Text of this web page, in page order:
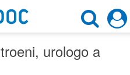
×
ricerca
×
, urologo a